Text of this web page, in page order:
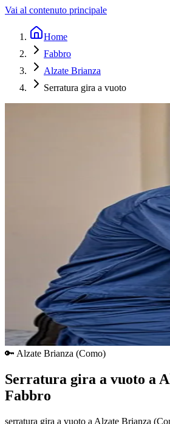
Vai al contenuto principale
Home
Fabbro
Alzate Brianza
Serratura gira a vuoto
🔑 Alzate Brianza (Como)
Serratura gira a vuoto a
Fabbro
serratura gira a vuoto a Alzate Brianza